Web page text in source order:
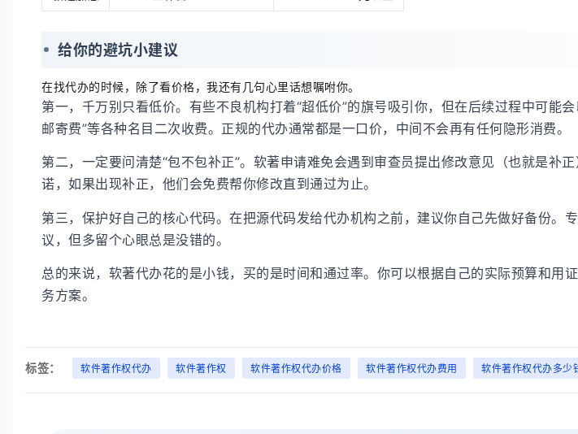
给你的避坑小建议
在找代办的时候，除了看价格，我还有几句心里话想嘱咐你。
第一，千万别只看低价。有些不良机构打着“超低价”的旗号吸引你，但在后续过程中可能会
邮寄费”等各种名目二次收费。正规的代办通常都是一口价，中间不会再有任何隐形消费。
第二，一定要问清楚“包不包补正”。软著申请难免会遇到审查员提出修改意见（也就是补
诺，如果出现补正，他们会免费帮你修改直到通过为止。
第三，保护好自己的核心代码。在把源代码发给代办机构之前，建议你自己先做好备份。
议，但多留个心眼总是没错的。
总的来说，软著代办花的是小钱，买的是时间和通过率。你可以根据自己的实际预算和用
务方案。
标签： 软件著作权代办 软件著作权 软件著作权代办价格 软件著作权代办费用 软件著作权代办多少